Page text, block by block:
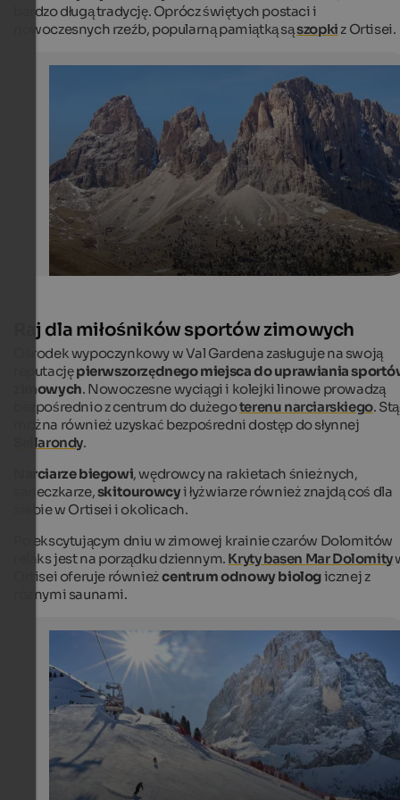
Langkofel Gruppe
DoRe / pixelio.de
bardzo długą tradycję. Oprócz świętych postaci i
nowoczesnych rzeźb, popularną pamiątką sąszopki z Ortisei.
Skiing in Wolkenstein in Gröden
Perfectly prepared ski runs are waiting for ski fans in
of Gröden at the foot of Mt. Langkofel.
DOLOMITES Val Gardena / Gröden - Diego Moroder
Raj dla miłośników sportów zimowych
Ośrodek wypoczynkowy w Val Gardena zasługuje na swoją
reputacjępierwszorzędnego miejsca do uprawiania
zimowych. Nowoczesne wyciągi i kolejki linowe prowadzą
bezpośrednio z centrum do dużegoterenu narciarskiego.
można również uzyskać bezpośredni dostęp do słynnej
Sellarondy.
Narciarze biegowi, wędrowcy na rakietach śnieżnych,
saneczkarze,skitourowcyi łyżwiarze również znajdą coś dla
siebie w Ortisei i okolicach.
Po ekscytującym dniu w zimowej krainie czarów Dolomitów
relaks jest na porządku dziennym. Kryty basen Mar Dolomity
Ortisei oferuje równieżcentrum odnowy biologicznej z
różnymi saunami.